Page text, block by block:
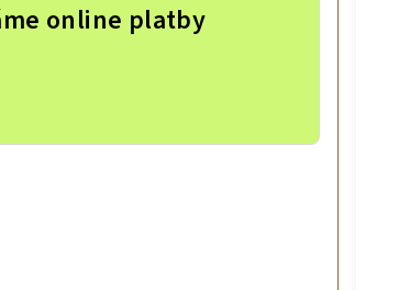
online platby